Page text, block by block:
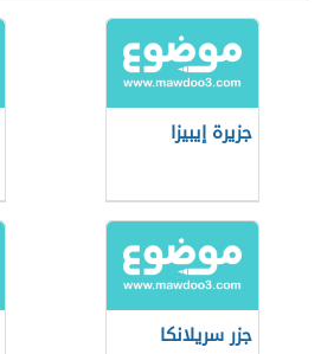
جزيرة إيبيزا
جزر سريلانكا